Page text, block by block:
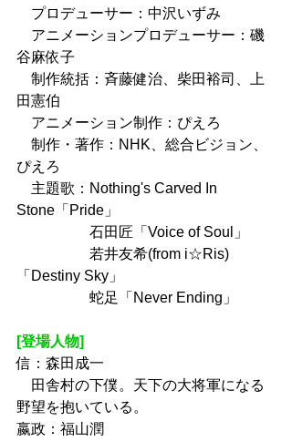
プロデューサー：中沢いずみ
アニメーションプロデューサー：磯
谷麻依子
制作統括：斉藤健治、柴田裕司、上
田憲伯
アニメーション制作：ぴえろ
制作・著作：NHK、総合ビジョン、
ぴえろ
主題歌：Nothing's Carved In
Stone「Pride」
石田匠「Voice of Soul」
若井友希(from i☆Ris)
「Destiny Sky」
蛇足「Never Ending」
[登場人物]
信：森田成一
田舎村の下僕。天下の大将軍になる
野望を抱いている。
嬴政：福山潤